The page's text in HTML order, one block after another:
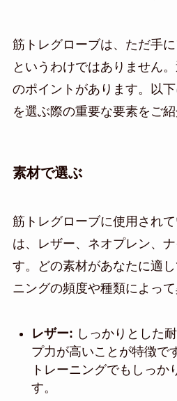
筋トレグローブは、ただ手
というわけではありません
のポイントがあります。以
を選ぶ際の重要な要素をご紹
素材で選ぶ
筋トレグローブに使用され
は、レザー、ネオプレン、
す。どの素材があなたに適
ニングの頻度や種類によって
レザー: しっかりとした
プ力が高いことが特徴で
トレーニングでもしっか
す。